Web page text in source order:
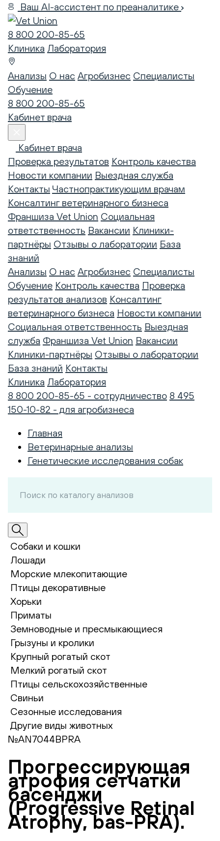
Ваш AI-ассистент по преаналитике
8 800 200-85-65
Клиника Лаборатория
Анализы О нас Агробизнес Специалисты
Обучение
8 800 200-85-65
Кабинет врача
Кабинет врача
Проверка результатов Контроль качества
Новости компании Выездная служба
Контакты Частнопрактикующим врачам
Консалтинг ветеринарного бизнеса
Франшиза Vet Union Социальная
ответственность Вакансии Клиники-
партнёры Отзывы о лаборатории База
знаний
Анализы О нас Агробизнес Специалисты
Обучение Контроль качества Проверка
результатов анализов Консалтинг
ветеринарного бизнеса Новости компании
Социальная ответственность Выездная
служба Франшиза Vet Union Вакансии
Клиники-партнёры Отзывы о лаборатории
База знаний Контакты
Клиника Лаборатория
8 800 200-85-65 - сотрудничество 8 495
150-10-82 - для агробизнеса
Главная
Ветеринарные анализы
Генетические исследования собак
Собаки и кошки
Лошади
Морские млекопитающие
Птицы декоративные
Хорьки
Приматы
Земноводные и пресмыкающиеся
Грызуны и кролики
Крупный рогатый скот
Мелкий рогатый скот
Птицы сельскохозяйственные
Свиньи
Сезонные исследования
Другие виды животных
№AN7044BPRA
Прогрессирующая
атрофия сетчатки
басенджи
(Progressive Retinal
Atrophy, bas-PRA).